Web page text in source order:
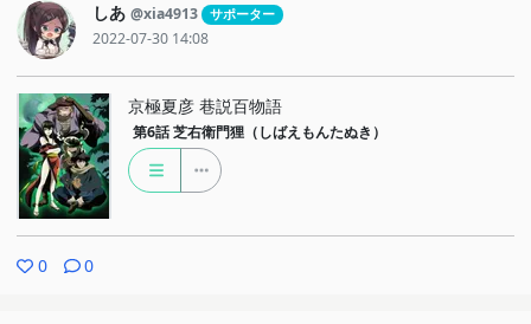
しあ @xia4913 サポーター
2022-07-30 14:08
京極夏彦 巷説百物語
第6話 芝右衛門狸（しばえもんたぬき）
0 0